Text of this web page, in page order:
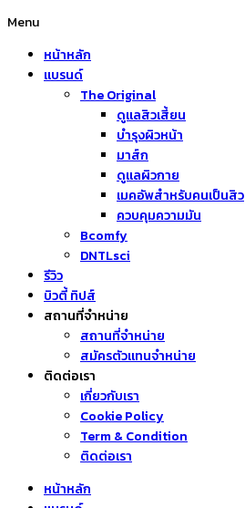
Menu
หน้าหลัก
แบรนด์
The Original
ดูแลสิวเสี้ยน
บำรุงผิวหน้า
มาส์ก
ดูแลผิวกาย
เมคอัพสำหรับคนเป็นสิว
ควบคุมความมัน
Bcomfy
DNTLsci
รีวิว
บิวตี้ ทิปส์
สถานที่จำหน่าย
สถานที่จำหน่าย
สมัครตัวแทนจำหน่าย
ติดต่อเรา
เกี่ยวกับเรา
Cookie Policy
Term & Condition
ติดต่อเรา
หน้าหลัก